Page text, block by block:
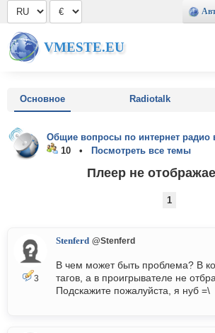
VMESTE.EU
Основное Radiotalk
Общие вопросы по интернет радио
10 •
Посмотреть все темы
Плеер не
1
3
Stenferd @Stenferd
В чем может быть проблема? В
тагов, а в проигрывателе не
Подскажите пожалуйста, я нуб =\